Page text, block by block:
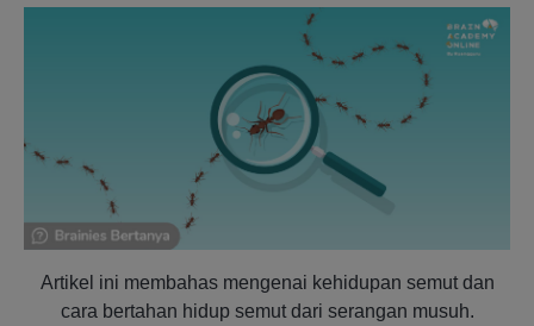
Artikel ini membahas mengenai kehidupan semut dan
cara bertahan hidup semut dari serangan musuh.